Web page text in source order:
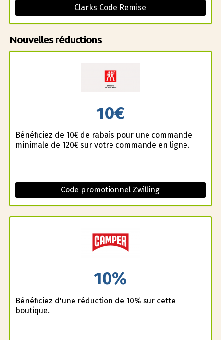
Clarks Code Remise
Nouvelles réductions
10€
Bénéficiez de 10€ de rabais pour une commande
minimale de 120€ sur votre commande en ligne.
Code promotionnel Zwilling
10%
Bénéficiez d'une réduction de 10% sur cette
boutique.